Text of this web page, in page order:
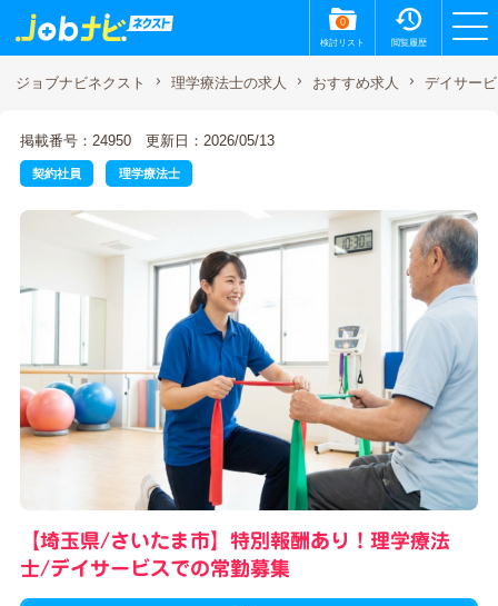
0
検討リスト 閲覧履歴
ジョブナビネクスト 理学療法士の求人 おすすめ求人 デイサー
掲載番号：24950 更新日：2026/05/13
契約社員 理学療法士
【埼玉県/さいたま市】特別報酬あり！理学療法
士/デイサービスでの常勤募集